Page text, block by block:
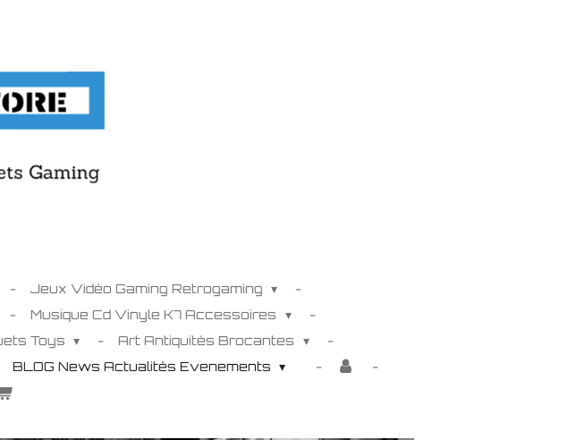
Jeux Vidéo Gaming Retrogaming
Musique Cd Vinyle K7 Accessoires
Toys
Art Antiquités Brocantes
BLOG News Actualités Evenements